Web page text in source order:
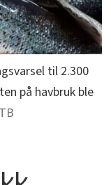
til 2.300
på havbruk ble